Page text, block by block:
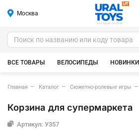
Москва
ИГРУШКИ ОПТОМ
ВСЕ ТОВАРЫ ВЕЛОСИПЕДЫ НОВИНКИ
Главная Каталог Сюжетно-ролевые игры
Корзина для супермаркета
Артикул: У357